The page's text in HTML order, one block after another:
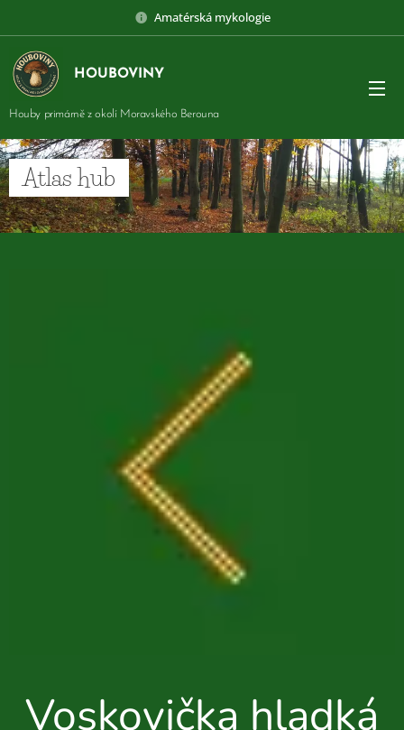
Amatérská mykologie
HOUBOVINY
Houby primárně z okolí Moravského Berouna
Atlas hub
Voskovička hladká